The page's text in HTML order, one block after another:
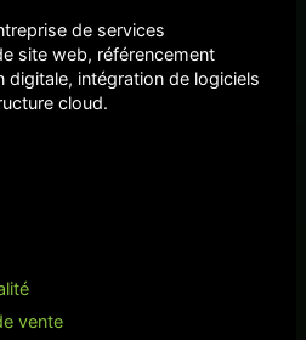
de services
site web, référencement
digitale, intégration de logiciels
cloud.
vente